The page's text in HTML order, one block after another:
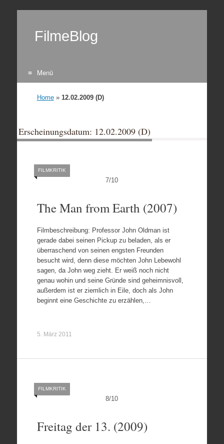
FilmeBlog
Menü
Home» 12.02.2009 (D)
Erscheinungsdatum: 12.02.2009 (D)
7/10
FILMKRITIK
The Man from Earth (2007)
Filmbeschreibung: Professor John Oldman ist
gerade dabei seinen Pickup zu beladen, als er
überraschend von seinen engsten Freunden
besucht wird, denn diese möchten John Lebewohl
sagen, da John weg zieht. Er weiß noch nicht
genau wohin und seine Gründe sind geheimnisvoll,
außerdem ist er ziemlich in Eile, doch als John
beginnt eine Geschichte zu erzählen,…
5. März 2011
8/10
FILMKRITIK
Freitag der 13. (2009)